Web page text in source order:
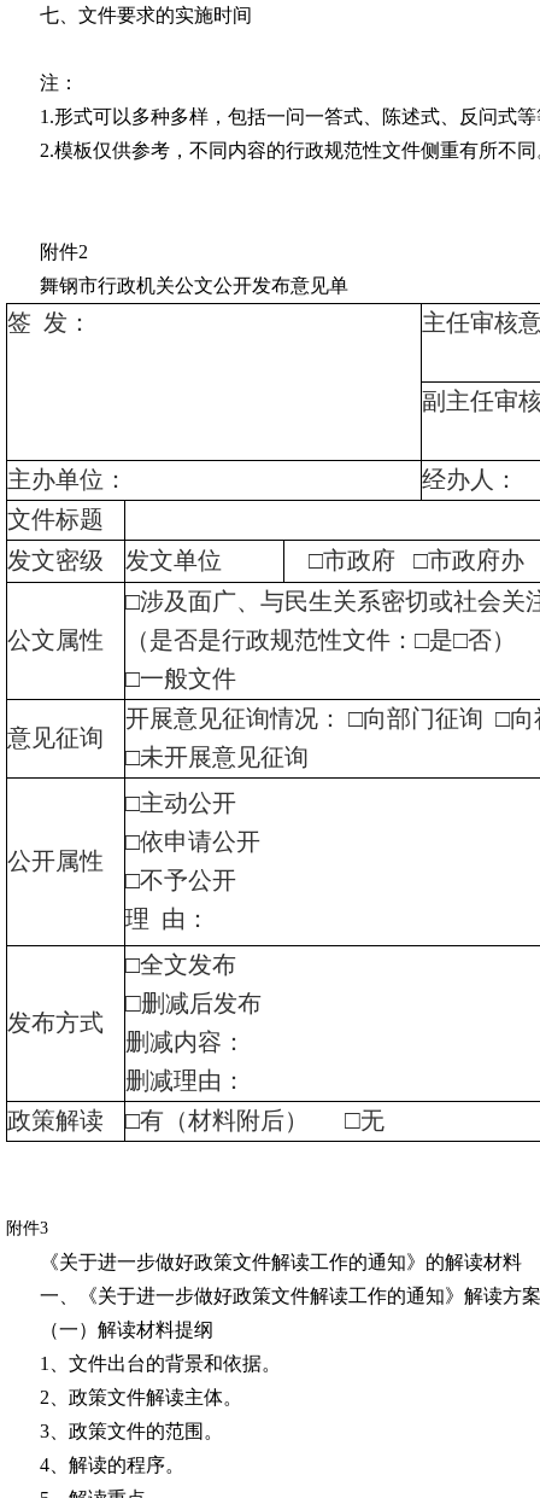
七、文件要求的实施时间
注：
1 .形式可以多种多样，包括一问一答式、陈述式、反问式
2.模板仅供参考，不同内容的行政规范性文件侧重有所不同
附件2
舞钢市行政机关公文公开发布意见单
签 发： 主任审核
副主任审
主办单位：
经办人：
文件标题
发文密级
发文单位 □市政府 □市政府办
公文属性
□涉及面广、与民生关系密切或社会关
（是否是行政规范性文件： □是□否）
□一般文件
意见征询
开展意见征询情况：
□向部门征询 □向
□未开展意见征询
公开属性
□主动公开
□依申请公开
□不予公开
理 由：
发布方式
□全文发布
□删减后发布
删减内容：
删减理由：
政策解读
□有（材料附后） □无
附件3
《关于进一步做好政策文件解读工作的通知》的解读材料
一、《关于进一步做好政策文件解读工作的通知》解读方案
（一）解读材料提纲
1、文件出台的背景和依据。
2、政策文件解读主体。
3、政策文件的范围。
4、解读的程序。